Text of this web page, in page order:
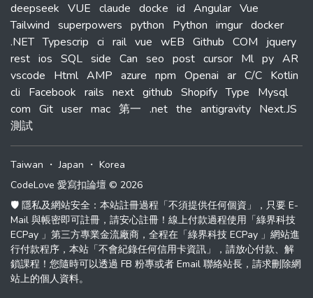
deepseek VUE claude docke id Angular Vue
Tailwind superpowers python Python imgur docker
.NET Typescrip ci rail vue wEB Github COM
jquery
rest ios SQL side Can seo post cursor Ml py AR
vscode
Html AMP azure npm Openai ar C/C Kotlin
cli
Facebook rails next github Shopify Type
Mysql
com Git user mac 第一 .net the antigravity Next.JS
測試
Taiwan ・Japan ・ Korea
CodeLove 愛寫扣論壇 © 2026
🛡️ 隱私及網站安全：本站註冊過程「不須提供任何個資」，只要 E-
Mail 與帳密即可註冊，請安心註冊！線上付款過程使用「綠界科技
ECPay 」第三方專業金流廠商，全程在「綠界科技 ECPay 」網站進
行付款程序，本站「不會紀錄任何信用卡資訊」，請放心付款、解
鎖課程！您隨時可以透過 FB 粉專或者 Email 聯絡站長，請求刪除網
站上的個人資料。